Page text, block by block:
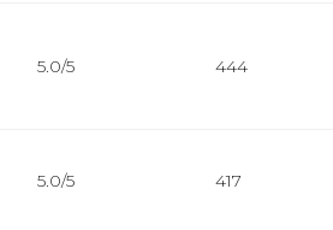
5.0/5 444
5.0/5 417